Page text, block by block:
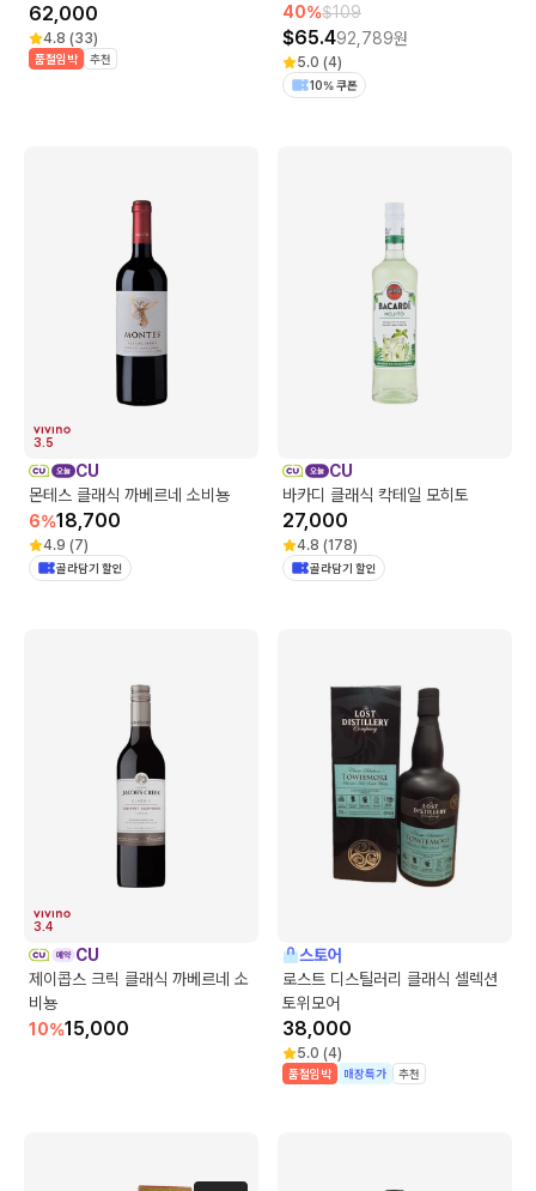
62,000
4.8 (33)
품절임박 추천
40%$109
$65.492,789원
5.0 (4)
10% 쿠폰
3.5
CU
몬테스 클래식 까베르네 소비뇽
6%18,700
4.9 (7)
골라담기 할인
CU
바카디 클래식 칵테일 모히토
27,000
4.8 (178)
골라담기 할인
3.4
CU
제이콥스 크릭 클래식 까베르네 소
비뇽
10%15,000
스토어
로스트 디스틸러리 클래식 셀렉션
토위모어
38,000
5.0 (4)
품절임박 매장특가 추천